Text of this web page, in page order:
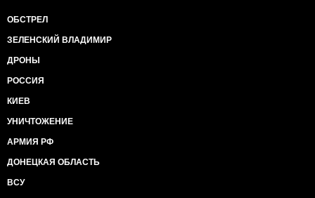
ОБСТРЕЛ
ЗЕЛЕНСКИЙ ВЛАДИМИР
ДРОНЫ
РОССИЯ
КИЕВ
УНИЧТОЖЕНИЕ
АРМИЯ РФ
ДОНЕЦКАЯ ОБЛАСТЬ
ВСУ